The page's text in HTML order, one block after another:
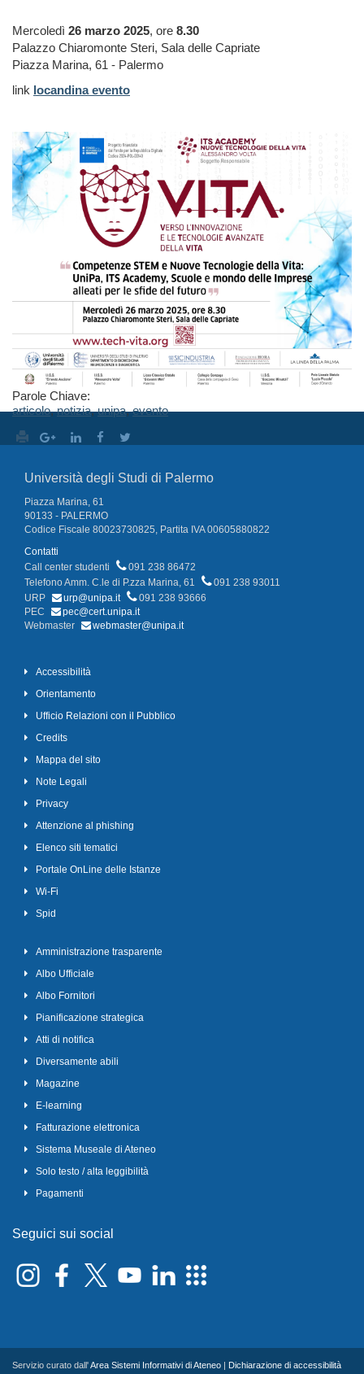
Mercoledì 26 marzo 2025, ore 8.30
Palazzo Chiaromonte Steri, Sala delle Capriate
Piazza Marina, 61 - Palermo
link locandina evento
Parole Chiave:
articolo, notizia, unipa, evento
Università degli Studi di Palermo
Piazza Marina, 61
90133 - PALERMO
Codice Fiscale 80023730825, Partita IVA 00605880822
Contatti
Call center studenti
091 238 86472
Telefono Amm. C.le di P.zza Marina, 61
091 238 93011
URP
urp@unipa.it
091 238 93666
PEC
pec@cert.unipa.it
Webmaster
webmaster@unipa.it
Accessibilità
Orientamento
Ufficio Relazioni con il Pubblico
Credits
Mappa del sito
Note Legali
Privacy
Attenzione al phishing
Elenco siti tematici
Portale OnLine delle Istanze
Wi-Fi
Spid
Amministrazione trasparente
Albo Ufficiale
Albo Fornitori
Pianificazione strategica
Atti di notifica
Diversamente abili
Magazine
E-learning
Fatturazione elettronica
Sistema Museale di Ateneo
Solo testo / alta leggibilità
Pagamenti
Seguici sui social
Servizio curato dall'Area Sistemi Informativi di Ateneo | Dichiarazione di accessibilità